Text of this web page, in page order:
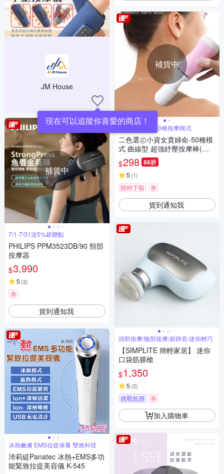
JM House
現在可以追蹤你喜愛的商店！
補貨中
7/1-7/31送5%超贈點
PHILIPS PPM3523DB/90 頸部
按摩器
$3,990
5 (2)
券
貨到通知我
冰熱嫩膚 EMS拉提保養 雙效科技
沛莉緹Panatec 冰熱+EMS多功
能緊致拉提美容儀 K-545
補貨中
★日本超夯★50種按摩模式
二色選㊣小資女貴婦命-50種模
式 曲線型 超強紓壓按摩棒(快
速到貨)
$298 86折
5 (1)
限時下殺 券
貨到通知我
頭部按摩/臉部按摩/超靜音/迷你輕巧
【SIMPLITE 簡輕家居】 迷你
口袋筋膜槍
$1,350
5 (2)
挑戰低價 券
加入購物車